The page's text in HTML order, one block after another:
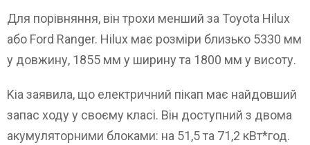
Для порівняння, він трохи менший за Toyota Hilux
або Ford Ranger. Hilux має розміри близько 5330 мм
у довжину, 1855 мм у ширину та 1800 мм у висоту.
Kia заявила, що електричний пікап має найдовший
запас ходу у своєму класі. Він доступний з двома
акумуляторними блоками: на 51,5 та 71,2 кВт*год.